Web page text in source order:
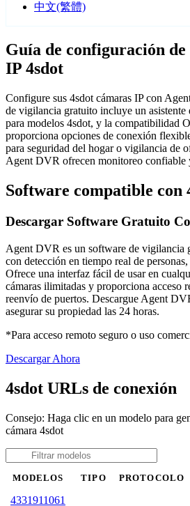
中文(繁體)
Guía de configuración
IP 4sdot
Configure sus 4sdot cámaras IP con
de vigilancia gratuito incluye un
para modelos 4sdot, y la compatibilidad
proporciona opciones de conexión
para seguridad del hogar o vigilancia de
Agent DVR ofrecen monitoreo confiable
Software compatible con
Descargar Software Gratuito
Agent DVR es un software de vigilancia
con detección en tiempo real de
Ofrece una interfaz fácil de usar en
cámaras ilimitadas y proporciona acceso
reenvío de puertos. Descargue Agent
asegurar su propiedad las 24 horas.
*Para acceso remoto seguro o uso
Descargar Ahora
4sdot URLs de conexión
Consejo: Haga clic en un modelo para
cámara 4sdot
MODELOS TIPO PROTOCOLO
4331911061